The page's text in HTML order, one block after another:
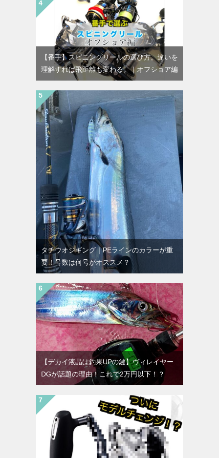
【番手】スピニングリールの選び方。違いを
理解すれば飛距離も変わる。｜オフショア編
タチウオジギング｜PEラインのカラーが重
要！号数は何号がオススメ？
【デカイ液晶は釣果UPの鍵】ヴィレイヤー
DGが話題の理由！これで2万円以下！？